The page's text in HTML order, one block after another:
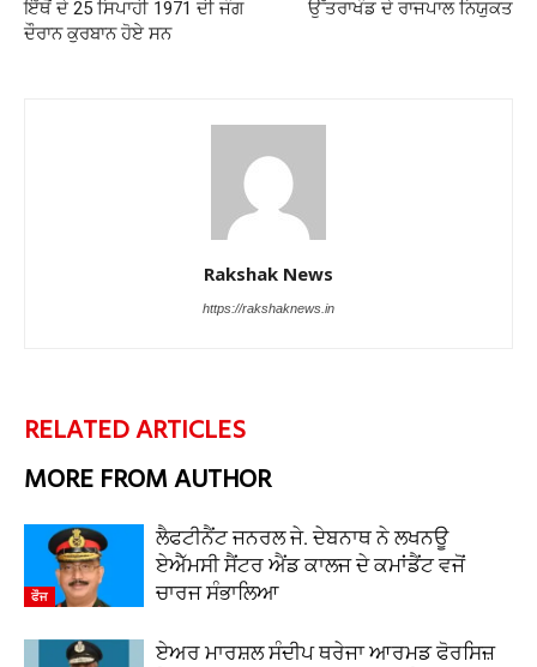
ਇੱਥੋਂ ਦੇ 25 ਸਿਪਾਹੀ 1971 ਦੀ ਜੰਗ
ਦੌਰਾਨ ਕੁਰਬਾਨ ਹੋਏ ਸਨ
ਉੱਤਰਾਖੰਡ ਦੇ ਰਾਜਪਾਲ ਨਿਯੁਕਤ
Rakshak News
https://rakshaknews.in
RELATED ARTICLES
MORE FROM AUTHOR
ਫੌਜ
ਲੈਫਟੀਨੈਂਟ ਜਨਰਲ ਜੇ. ਦੇਬਨਾਥ ਨੇ ਲਖਨਊ
ਏਐੱਮਸੀ ਸੈਂਟਰ ਐਂਡ ਕਾਲਜ ਦੇ ਕਮਾਂਡੈਂਟ ਵਜੋਂ
ਚਾਰਜ ਸੰਭਾਲਿਆ
ਏਅਰ ਮਾਰਸ਼ਲ ਸੰਦੀਪ ਥਰੇਜਾ ਆਰਮਡ ਫੋਰਸਿਜ਼